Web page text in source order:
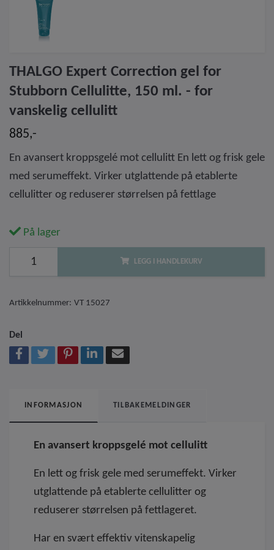
THALGO Expert Correction gel for
Stubborn Cellulitte, 150 ml. - for
vanskelig cellulitt
885,-
En avansert kroppsgelé mot cellulitt En lett og frisk gele
med serumeffekt. Virker utglattende på etablerte
cellulitter og reduserer størrelsen på fettlage
På lager
LEGG I HANDLEKURV
Artikkelnummer: VT 15027
Del
INFORMASJON TILBAKEMELDINGER
En avansert kroppsgelé mot cellulitt
En lett og frisk gele med serumeffekt. Virker
utglattende på etablerte cellulitter og
reduserer størrelsen på fettlageret.
Har en svært effektiv vitenskapelig